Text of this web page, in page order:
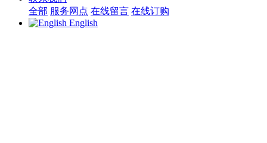
全部 服务网点 在线留言 在线订购
English